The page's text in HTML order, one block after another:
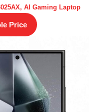
AI Gaming Laptop
Price